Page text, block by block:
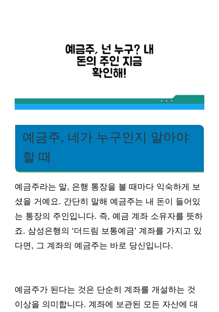
예금주, 네가 누구인지 알아야
할 때
예금주라는 말, 은행 통장을 볼 때마다 익숙하게 보
셨을 거예요. 간단히 말해 예금주는 내 돈이 들어있
는 통장의 주인입니다. 즉, 예금 계좌 소유자를 뜻하
죠. 삼성은행의 ‘더드림 보통예금’ 계좌를 가지고 있
다면, 그 계좌의 예금주는 바로 당신입니다.
예금주가 된다는 것은 단순히 계좌를 개설하는 것
이상을 의미합니다. 계좌에 보관된 모든 자산에 대